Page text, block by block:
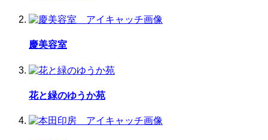
慶美容室
花と緑のゆうか苑